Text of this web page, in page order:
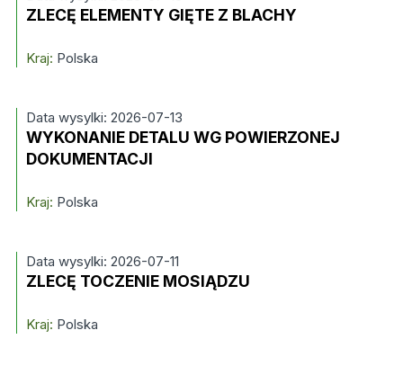
ZLECĘ ELEMENTY GIĘTE Z BLACHY
Kraj: Polska
Data wysylki: 2026-07-13
WYKONANIE DETALU WG POWIERZONEJ
DOKUMENTACJI
Kraj: Polska
Data wysylki: 2026-07-11
ZLECĘ TOCZENIE MOSIĄDZU
Kraj: Polska